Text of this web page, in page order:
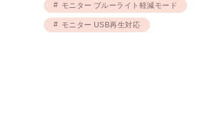
モニター ブルーライト軽減モード
モニター USB再生対応